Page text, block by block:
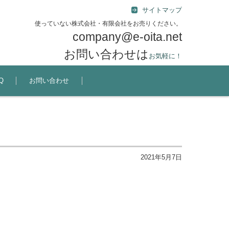
サイトマップ
使っていない株式会社・有限会社をお売りください。
company@e-oita.net
お問い合わせは お気軽に！
お問い合わせ
2021年5月7日